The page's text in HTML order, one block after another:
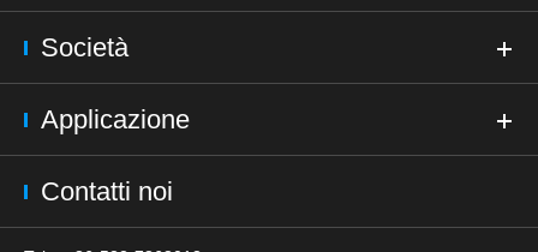
Società
Applicazione
Contatti noi